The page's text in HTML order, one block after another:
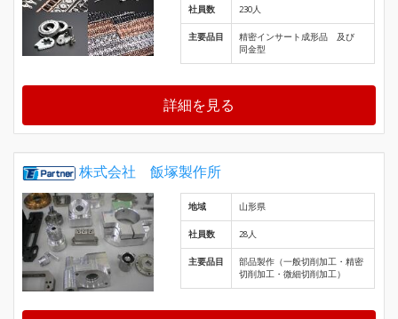
社員数 230人
主要品目
精密インサート成形品 及び
同金型
詳細を見る
株式会社 飯塚製作所
地域 山形県
社員数 28人
主要品目
部品製作（一般切削加工・精密
切削加工・微細切削加工）